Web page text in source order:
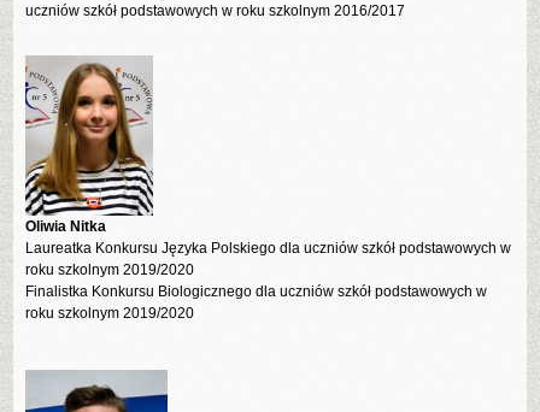
uczniów szkół podstawowych w roku szkolnym 2016/2017
Oliwia Nitka
Laureatka Konkursu Języka Polskiego dla uczniów szkół podstawowych w
roku szkolnym 2019/2020
Finalistka Konkursu Biologicznego dla uczniów szkół podstawowych w
roku szkolnym 2019/2020